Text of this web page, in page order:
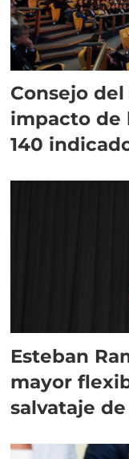
Consejo
impacto de
140
Esteban
mayor
salvataje